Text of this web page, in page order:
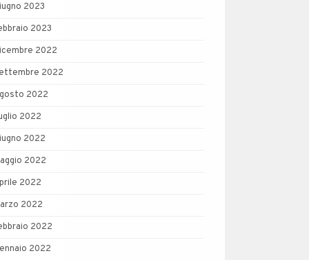
2023
2023
2022
2022
2022
2022
2022
2022
2022
2022
2022
2022